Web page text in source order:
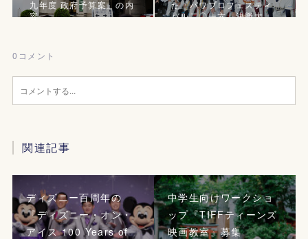
九年度 政府予算案』の内
容
た『パワプロフェスティ
バル二〇一六 決勝大…
0 コメント
関連記事
ディズニー百周年の
『ディズニー・オン・
アイス 100 Years of
中学生向けワークショ
ップ『TIFFティーンズ
映画教室』募集